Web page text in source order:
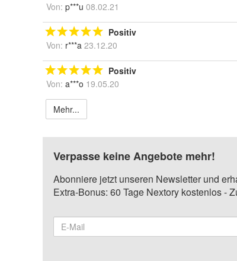
Von: p***u 08.02.21
Positiv
Von: r***a 23.12.20
Positiv
Von: a***o 19.05.20
Mehr...
Verpasse keine Angebote mehr!
Abonniere jetzt unseren Newsletter und
Extra-Bonus: 60 Tage Nextory kostenlos -